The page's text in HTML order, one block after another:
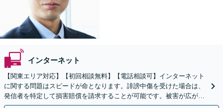
インターネット
【関東エリア対応】【初回相談無料】【電話相談可】インターネット
に関する問題はスピードが命となります。誹謗中傷を受けた場合は、
発信者を特定して損害賠償を請求することが可能です。被害が広がる
前にご相談ください。【土曜・夜間対応】